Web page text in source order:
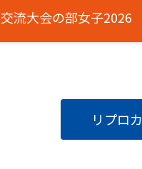
交流大会の部女子2026
リプロ